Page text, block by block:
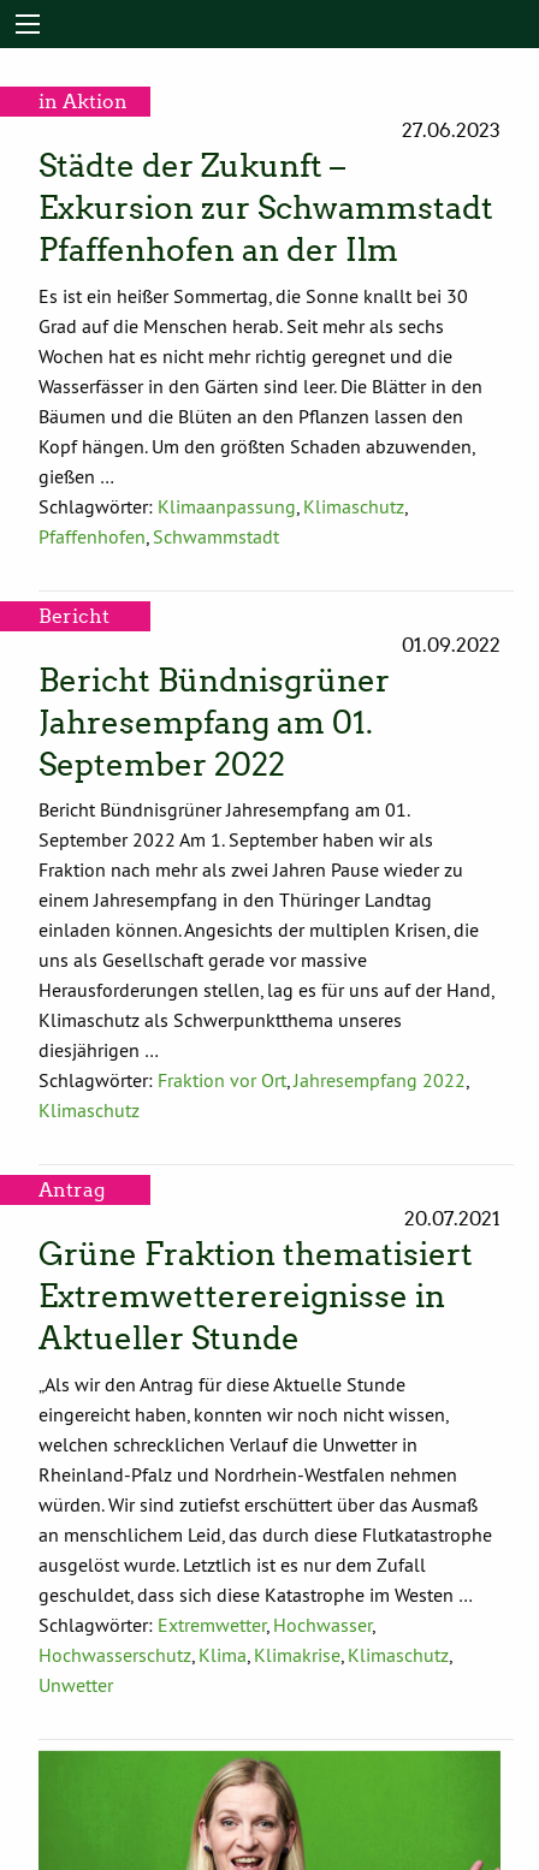
in Aktion
27.06.2023
Städte der Zukunft –
Exkursion zur Schwammstadt
Pfaffenhofen an der Ilm
Es ist ein heißer Sommertag, die Sonne knallt bei 30
Grad auf die Menschen herab. Seit mehr als sechs
Wochen hat es nicht mehr richtig geregnet und die
Wasserfässer in den Gärten sind leer. Die Blätter in den
Bäumen und die Blüten an den Pflanzen lassen den
Kopf hängen. Um den größten Schaden abzuwenden,
gießen …
Schlagwörter: Klimaanpassung Klimaschutz
Pfaffenhofen Schwammstadt
Bericht
01.09.2022
Bericht Bündnisgrüner
Jahresempfang am 01.
September 2022
Bericht Bündnisgrüner Jahresempfang am 01.
September 2022 Am 1. September haben wir als
Fraktion nach mehr als zwei Jahren Pause wieder zu
einem Jahresempfang in den Thüringer Landtag
einladen können. Angesichts der multiplen Krisen, die
uns als Gesellschaft gerade vor massive
Herausforderungen stellen, lag es für uns auf der Hand,
Klimaschutz als Schwerpunktthema unseres
diesjährigen …
Schlagwörter: Fraktion vor Ort,Jahresempfang 2022,
Klimaschutz
Antrag
20.07.2021
Grüne Fraktion thematisiert
Extremwetterereignisse in
Aktueller Stunde
„Als wir den Antrag für diese Aktuelle Stunde
eingereicht haben, konnten wir noch nicht wissen,
welchen schrecklichen Verlauf die Unwetter in
Rheinland-Pfalz und Nordrhein-Westfalen nehmen
würden. Wir sind zutiefst erschüttert über das Ausmaß
an menschlichem Leid, das durch diese Flutkatastrophe
ausgelöst wurde. Letztlich ist es nur dem Zufall
geschuldet, dass sich diese Katastrophe im Westen …
Schlagwörter: Extremwetter, Hochwasser,
Hochwasserschutz, Klima, Klimakrise, Klimaschutz,
Unwetter